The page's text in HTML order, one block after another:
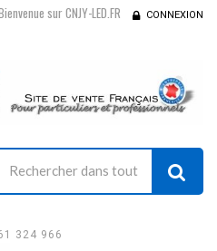
sur CNJY-LED.FR CONNEXION
324 966